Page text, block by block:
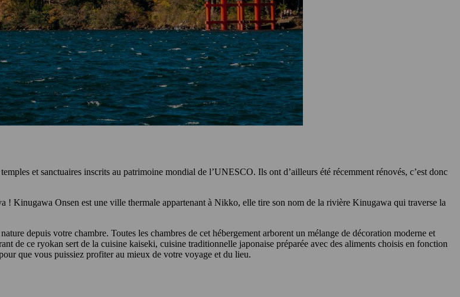
et sanctuaires inscrits au patrimoine mondial de l’UNESCO. Ils ont d’ailleurs été récemment rénovés, c’est donc
! Kinugawa Onsen est une ville thermale appartenant à Nikko, elle tire son nom de la rivière Kinugawa qui traverse la
depuis votre chambre. Toutes les chambres de cet hébergement arborent un mélange de décoration moderne et
de ce ryokan sert de la cuisine kaiseki, cuisine traditionnelle japonaise préparée avec des aliments choisis en fonction
que vous puissiez profiter au mieux de votre voyage et du lieu.